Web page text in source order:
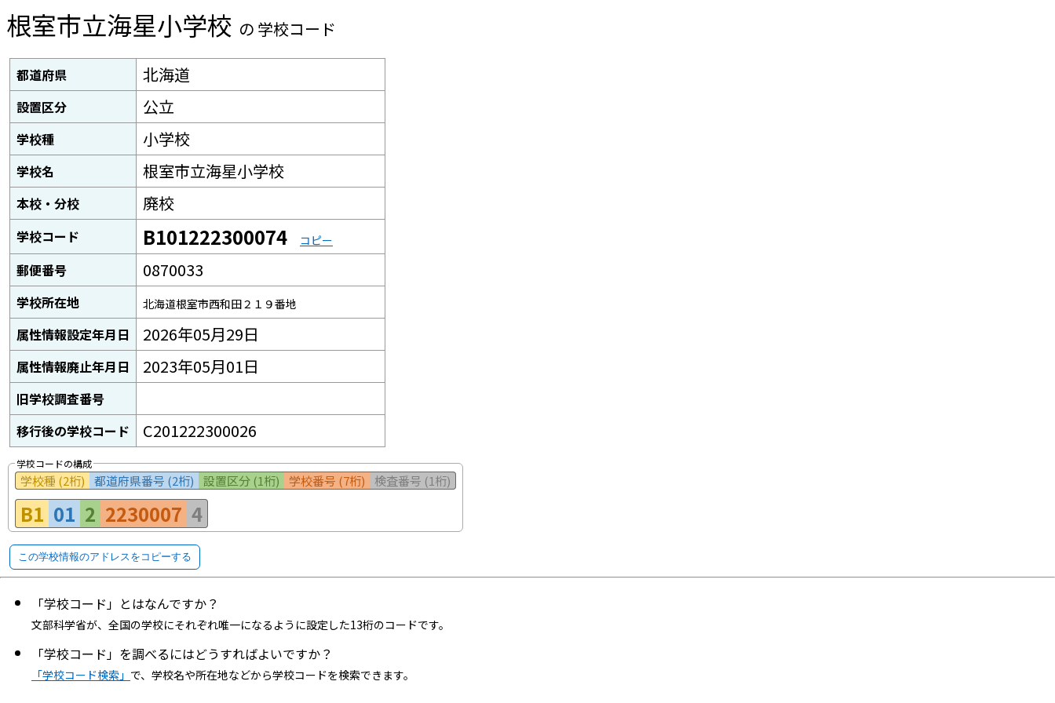
根室市立海星小学校 の 学校コード
都道府県 北海道
設置区分 公立
学校種 小学校
学校名 根室市立海星小学校
本校・分校 廃校
学校コード B101222300074 コピー
郵便番号 0870033
学校所在地 北海道根室市西和田２１９番地
属性情報設定年月日 2026年05月29日
属性情報廃止年月日 2023年05月01日
旧学校調査番号
移行後の学校コード
C201222300026
学校コードの構成
学校種 (2桁) 都道府県番号 (2桁) 設置区分 (1桁) 学校番号 (7桁) 検査番号 (1桁)
B1 01 2 2230007 4
この学校情報のアドレスをコピーする
「学校コード」とはなんですか？
文部科学省が、全国の学校にそれぞれ唯一になるように設定した13桁のコードです。
「学校コード」を調べるにはどうすればよいですか？
「学校コード検索」 で、学校名や所在地などから学校コードを検索できます。